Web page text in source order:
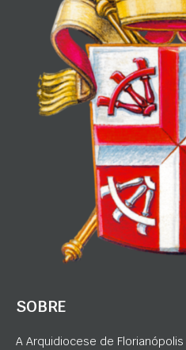
SOBRE
A Arquidiocese de